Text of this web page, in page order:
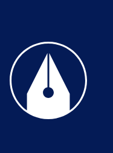
Til forsiden